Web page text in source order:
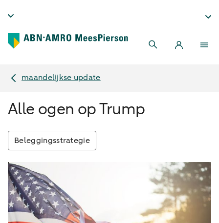
maandelijkse update
Alle ogen op Trump
Beleggingsstrategie